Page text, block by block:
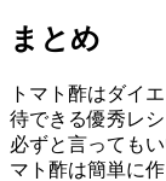
まとめ
トマト酢はダイ
待できる優秀レ
必ずと言っても
マト酢は簡単に